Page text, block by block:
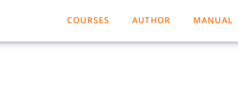
COURSES AUTHOR MANUAL